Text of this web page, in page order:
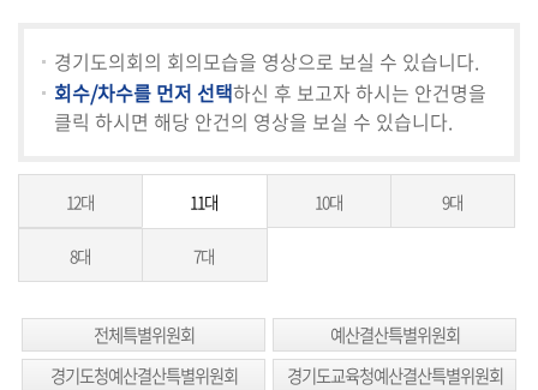
상
회
송
경기도의회의 회의모습을 영상으로 보실 수 있습니다.
회수/차수를 먼저 선택하신 후 보고자 하시는 안건명을
클릭 하시면 해당 안건의 영상을 보실 수 있습니다.
12대 11대 10대 9대
8대 7대
전체특별위원회
예산결산특별위원회
경기도청예산결산특별위원회
경기도교육청예산결산특별위원회